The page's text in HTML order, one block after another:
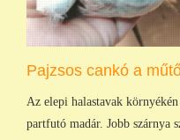
Pajzsos cankó a
Az elepi halastavak
partfutó madár. Jobb szárnya